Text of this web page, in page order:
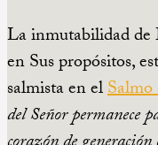
La inmutabilidad de
en Sus propósitos,
salmista en el
del Señor permanece